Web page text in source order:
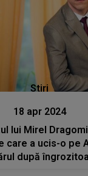
Stiri
18 apr 2024
lui Mirel
care a ucis-o pe
după